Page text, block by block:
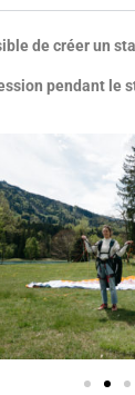
de créer un
pendant le